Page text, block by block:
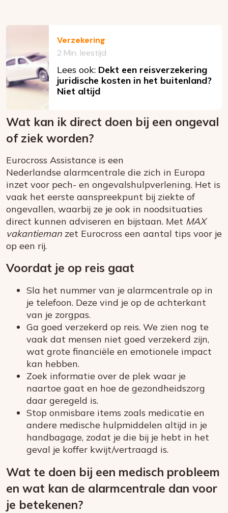
Verzekering
2 Min. leestijd
Lees ook: Dekt een reisverzekering
juridische kosten in het buitenland?
Niet altijd
Wat kan ik direct doen bij een ongeval
of ziek worden?
Eurocross Assistance is een
Nederlandse alarmcentrale die zich in Europa
inzet voor pech- en ongevalshulpverlening. Het is
vaak het eerste aanspreekpunt bij ziekte of
ongevallen, waarbij ze je ook in noodsituaties
direct kunnen adviseren en bijstaan. Met MAX
vakantieman zet Eurocross een aantal tips voor je
op een rij.
Voordat je op reis gaat
Sla het nummer van je alarmcentrale op in
je telefoon. Deze vind je op de achterkant
van je zorgpas.
Ga goed verzekerd op reis. We zien nog te
vaak dat mensen niet goed verzekerd zijn,
wat grote financiële en emotionele impact
kan hebben.
Zoek informatie over de plek waar je
naartoe gaat en hoe de gezondheidszorg
daar geregeld is.
Stop onmisbare items zoals medicatie en
andere medische hulpmiddelen altijd in je
handbagage, zodat je die bij je hebt in het
geval je koffer kwijt/vertraagd is.
Wat te doen bij een medisch probleem
en wat kan de alarmcentrale dan voor
je betekenen?